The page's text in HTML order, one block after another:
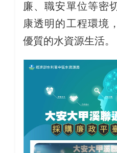
廉、職安單位等密
康透明的工程環境
優質的水資源生活。